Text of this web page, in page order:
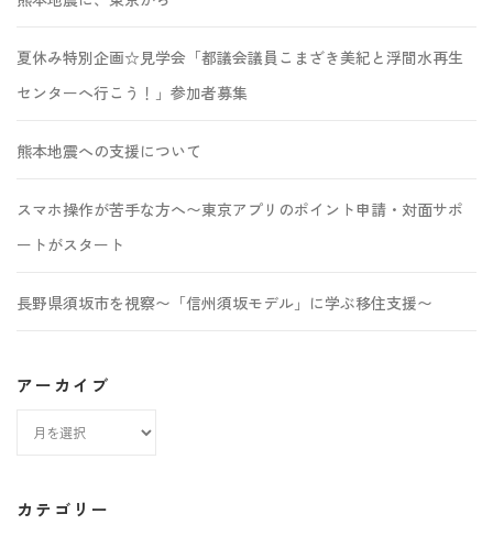
夏休み特別企画☆見学会「都議会議員こまざき美紀と浮間水再生
センターへ行こう！」参加者募集
熊本地震への支援について
スマホ操作が苦手な方へ〜東京アプリのポイント申請・対面サポ
ートがスタート
長野県須坂市を視察〜「信州須坂モデル」に学ぶ移住支援〜
アーカイブ
カ
カテゴリー